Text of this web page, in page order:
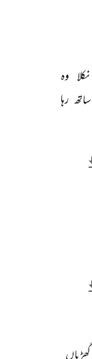
نکلا وہ
ساتھ رہا
گھڑیاں